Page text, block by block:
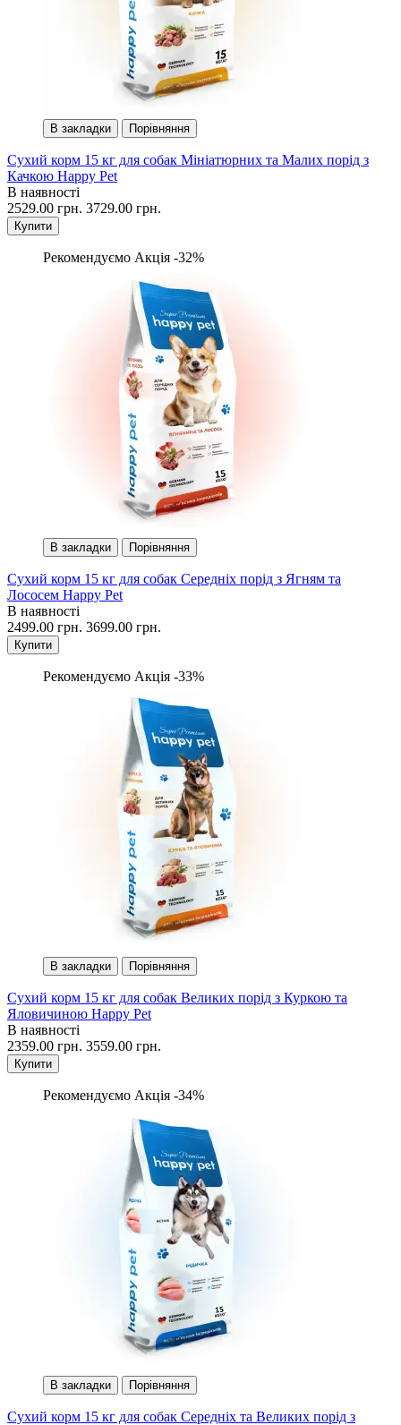
В закладки Порівняння
Сухий корм 15 кг для собак Мініатюрних та Малих порід з
Качкою Happy Pet
В наявності
2529.00 грн. 3729.00 грн.
Купити
Рекомендуємо Акція -32%
В закладки Порівняння
Сухий корм 15 кг для собак Середніх порід з Ягням та
Лососем Happy Pet
В наявності
2499.00 грн. 3699.00 грн.
Купити
Рекомендуємо Акція -33%
В закладки Порівняння
Сухий корм 15 кг для собак Великих порід з Куркою та
Яловичиною Happy Pet
В наявності
2359.00 грн. 3559.00 грн.
Купити
Рекомендуємо Акція -34%
В закладки Порівняння
Сухий корм 15 кг для собак Середніх та Великих порід з